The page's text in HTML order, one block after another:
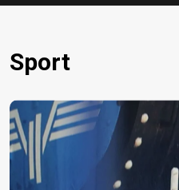
Sport